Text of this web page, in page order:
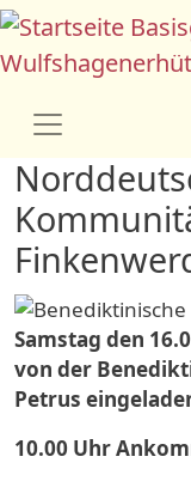
Direkt zum Inhalt
Samstag den
von der
Petrus
10.00 Uhr